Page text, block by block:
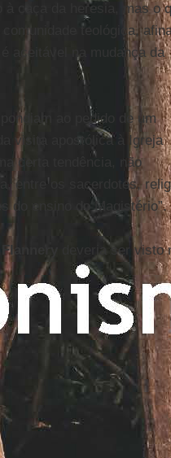
à caça da heresia, mas o
teológica,
aceitável na mudança da
ao pedido de um
visita apostólica à Igreja
certa tendência, não
entre os sacerdotes,
do ensino do Magistério”.
deveria ser visto